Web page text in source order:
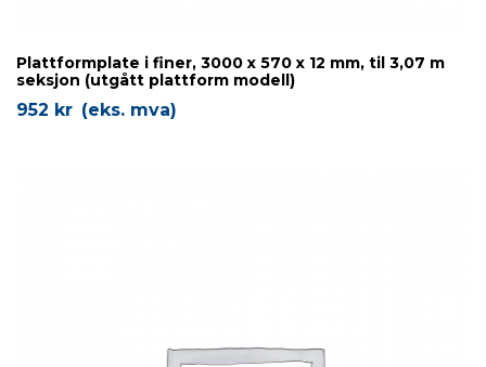
Plattformplate i finer, 3000 x 570 x 12 mm, til 3,07 m
seksjon (utgått plattform modell)
952 kr (eks. mva)